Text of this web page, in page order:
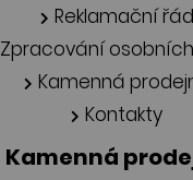
Reklamační řád
Zpracování
Kamenná
Kontakty
Kamenná